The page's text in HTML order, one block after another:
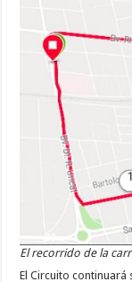
El recorrido de la
El Circuito continuará